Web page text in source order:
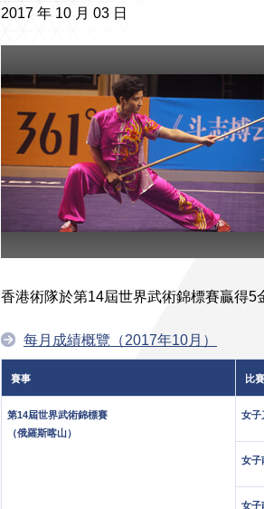
2017 年 10 月 03 日
香港術隊於第14屆世界武術錦標賽贏得5
每月成績概覽（2017年10月）
賽事 比
第14屆世界武術錦標賽
（俄羅斯喀山）
女子
女子
女子